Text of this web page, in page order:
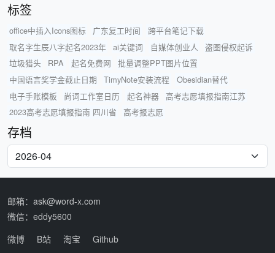
标签
office中插入Icons图标 广东复工时间
跨平台笔记下载
取名字生辰八字起名2023年
ai关键词 自媒体创业人
盗图侵权起诉
垃圾猎头
RPA 起名免费网
批量调整PPT图片位置
中国语言奖学金截止日期
TimyNote安装流程
Obesidian替代
电子手账模板
尚词工作室日历 起名神器
高考志愿填报指南江苏
2023高考志愿填报指南 四川省
高考报志愿
存档
邮箱：ask@word-x.com
微信：eddy5600
微博
B站 淘宝
Github